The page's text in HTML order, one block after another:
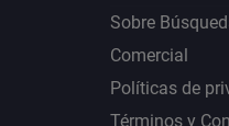
Sobre
Comercial
Políticas de
Términos y